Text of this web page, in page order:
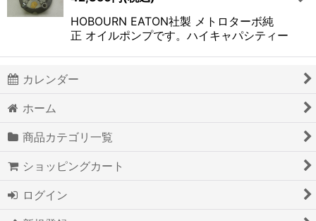
HOBOURN EATON社製 メトロターボ純
正 オイルポンプです。ハイキャパシティー
カレンダー
ホーム
商品カテゴリ一覧
ショッピングカート
ログイン